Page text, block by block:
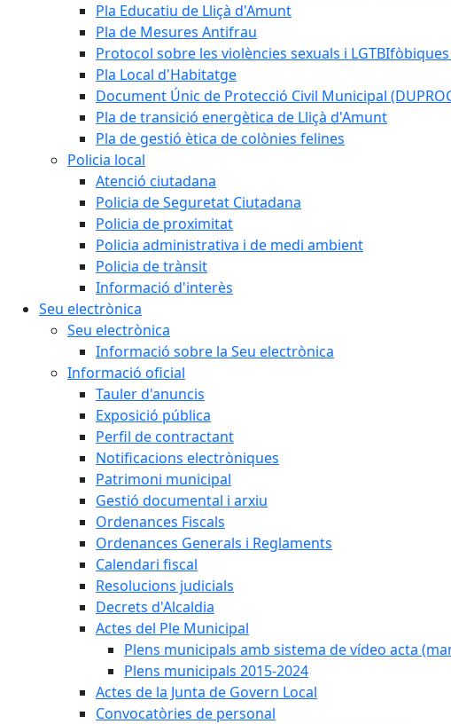
Pla Educatiu de Lliçà d'Amunt
Pla de Mesures Antifrau
Protocol sobre les violències sexuals i
Pla Local d'Habitatge
Document Únic de Protecció Civil Municipal
Pla de transició energètica de Lliçà d'Amunt
Pla de gestió ètica de colònies felines
Policia local
Atenció ciutadana
Policia de Seguretat Ciutadana
Policia de proximitat
Policia administrativa i de medi ambient
Policia de trànsit
Informació d'interès
Seu electrònica
Seu electrònica
Informació sobre la Seu electrònica
Informació oficial
Tauler d'anuncis
Exposició pública
Perfil de contractant
Notificacions electròniques
Patrimoni municipal
Gestió documental i arxiu
Ordenances Fiscals
Ordenances Generals i Reglaments
Calendari fiscal
Resolucions judicials
Decrets d'Alcaldia
Actes del Ple Municipal
Plens municipals amb sistema de vídeo acta
Plens municipals 2015-2024
Actes de la Junta de Govern Local
Convocatòries de personal